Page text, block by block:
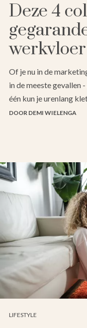
Deze 4
werkvloer
Of je nu in de
in de meeste gevallen
één kun je urenlang
DOOR DEMI WIELENGA
LIFESTYLE